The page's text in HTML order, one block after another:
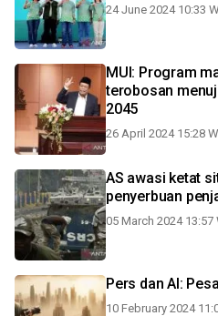
24 June 2024 10:33
MUI: Program
terobosan
2045
26 April 2024 15:28
AS awasi ketat
penyerbuan
05 March 2024 13:57
Pers dan AI:
10 February 2024